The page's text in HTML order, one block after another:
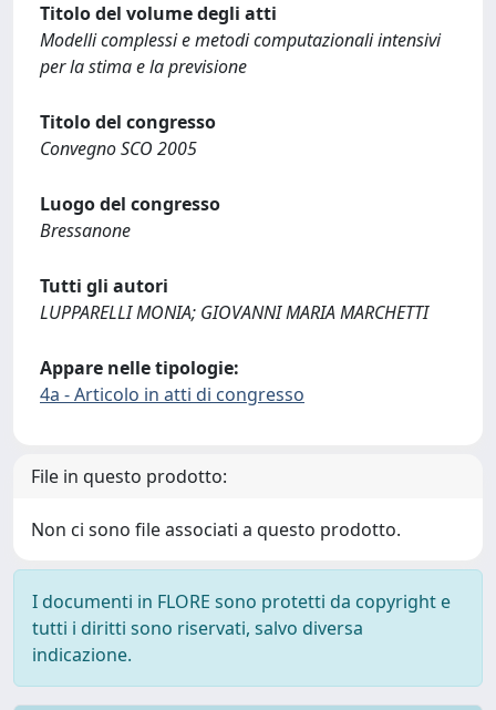
Titolo del volume degli atti
Modelli complessi e metodi computazionali intensivi
per la stima e la previsione
Titolo del congresso
Convegno SCO 2005
Luogo del congresso
Bressanone
Tutti gli autori
LUPPARELLI MONIA; GIOVANNI MARIA MARCHETTI
Appare nelle tipologie:
4a - Articolo in atti di congresso
File in questo prodotto:
Non ci sono file associati a questo prodotto.
I documenti in FLORE sono protetti da copyright e
tutti i diritti sono riservati, salvo diversa
indicazione.